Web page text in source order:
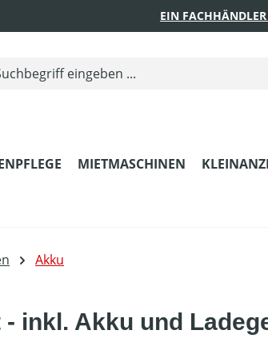
EIN
MIETMASCHINEN
Akku
inkl. Akku und